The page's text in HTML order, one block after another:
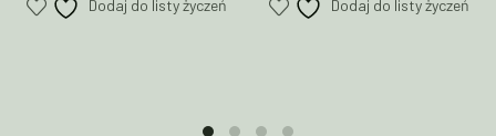
Dodaj do listy życzeń Dodaj do listy życzeń